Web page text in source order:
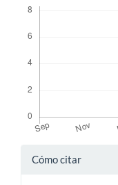
Detalles
Cómo citar